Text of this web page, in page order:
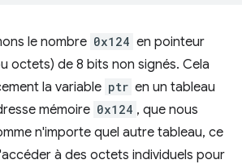
le nombre 0x124 en pointeur
octets) de 8 bits non signés. Cela
la variable ptr en un tableau
mémoire 0x124 , que nous
n'importe quel autre tableau, ce
à des octets individuels pour